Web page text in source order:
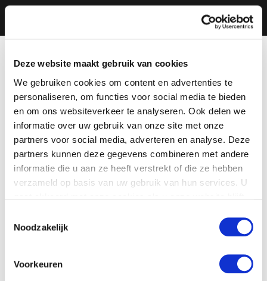
Deze website maakt gebruik van cookies
We gebruiken cookies om content en advertenties te
personaliseren, om functies voor social media te bieden
en om ons websiteverkeer te analyseren. Ook delen we
informatie over uw gebruik van onze site met onze
partners voor social media, adverteren en analyse. Deze
partners kunnen deze gegevens combineren met andere
informatie die u aan ze heeft verstrekt of die ze hebben
verzameld op basis van uw gebruik van hun services. U
Noodzakelijk
Voorkeuren